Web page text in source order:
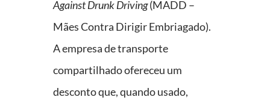
Against Drunk Driving(MADD –
Mães Contra Dirigir Embriagado).
A empresa de transporte
compartilhado ofereceu um
desconto que, quando usado,